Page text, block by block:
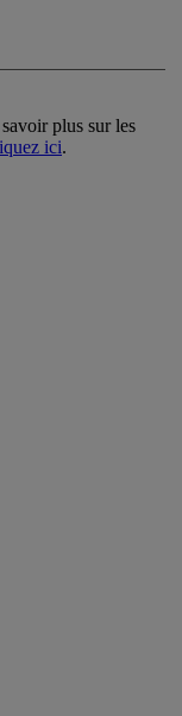
plus sur les
ici.